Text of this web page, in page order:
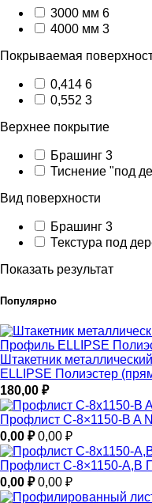
3000 мм 6
4000 мм 3
Покрываемая
0,414 6
0,552 3
Верхнее покрытие
Брашинг 3
Тиснение "под
Вид поверхности
Брашинг 3
Текстура под
Показать результат
Популярно
Штакетник
ELLIPSE Полиэстер
180,00 ₽
Профлист С-8×1150-B A
0,00 ₽ 0,00 ₽
Профлист С-8×1150-A,B
0,00 ₽ 0,00 ₽